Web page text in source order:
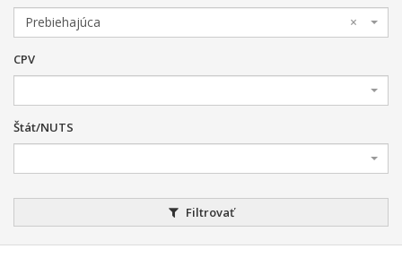
×
Prebiehajúca
CPV
Štát/NUTS
Filtrovať